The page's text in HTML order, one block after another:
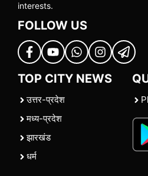
interests.
FOLLOW US
TOP CITY NEWS
उत्तर-प्रदेश
मध्य-प्रदेश
झारखंड
धर्म